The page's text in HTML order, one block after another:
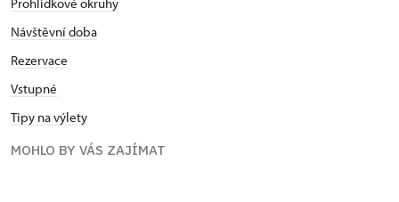
Návštěvní doba
Rezervace
Vstupné
Tipy na výlety
MOHLO BY VÁS ZAJÍMAT